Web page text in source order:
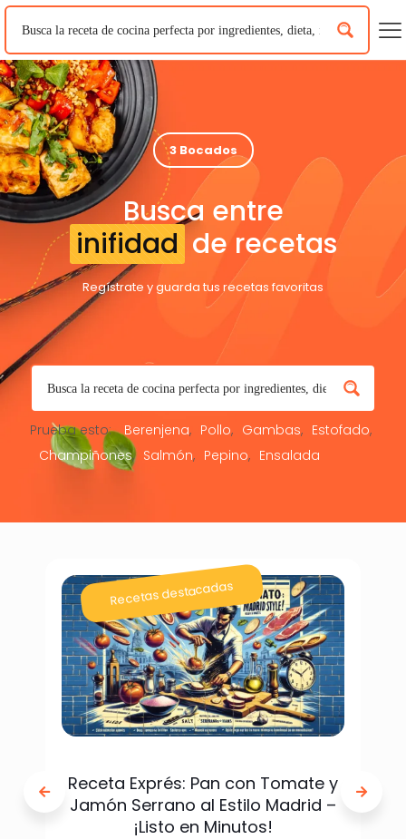
3 Bocados
Busca entre
inifidad de recetas
Regístrate y guarda tus recetas favoritas
Prueba esto: Berenjena Pollo Gambas
Estofado
Champiñones
Salmón Pepino Ensalada
Recetas destacadas
Receta Exprés: Pan con Tomate y
Jamón Serrano al Estilo Madrid –
¡Listo en Minutos!